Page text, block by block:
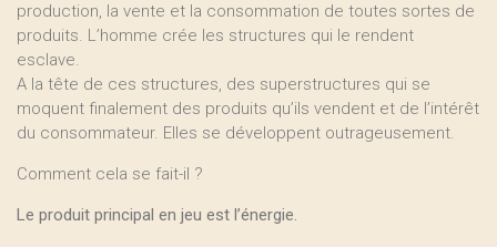
production, la vente et la consommation de toutes sortes de
produits. L’homme crée les structures qui le rendent
esclave.
A la tête de ces structures, des superstructures qui se
moquent finalement des produits qu’ils vendent et de l’intérêt
du consommateur. Elles se développent outrageusement.
Comment cela se fait-il ?
Le produit principal en jeu est l’énergie.